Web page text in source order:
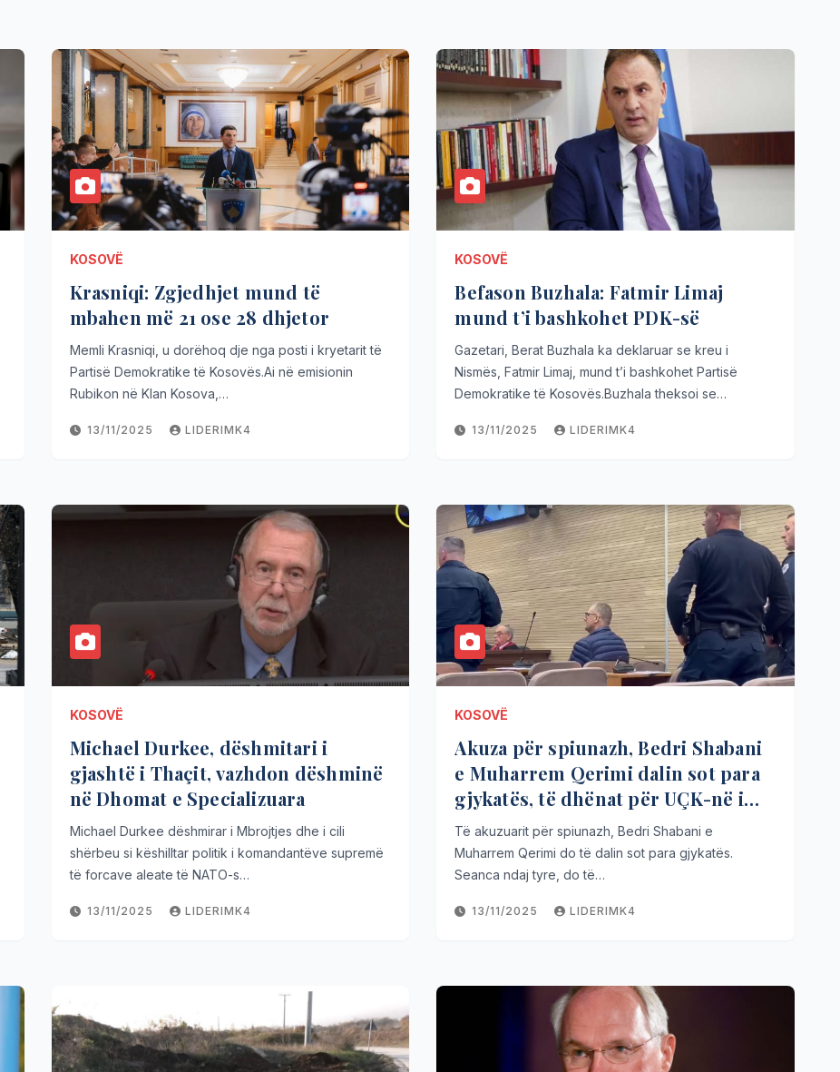
KOSOVË
Krasniqi: Zgjedhjet mund të
mbahen më 21 ose 28 dhjetor
Memli Krasniqi, u dorëhoq dje nga posti i kryetarit të
Partisë Demokratike të Kosovës.Ai në emisionin
Rubikon në Klan Kosova,…
13/11/2025 LIDERIMK4
KOSOVË
Befason Buzhala: Fatmir Limaj
mund t’i bashkohet PDK-së
Gazetari, Berat Buzhala ka deklaruar se kreu i
Nismës, Fatmir Limaj, mund t’i bashkohet Partisë
Demokratike të Kosovës.Buzhala theksoi se…
13/11/2025 LIDERIMK4
KOSOVË
Michael Durkee, dëshmitari i
gjashtë i Thaçit, vazhdon dëshminë
në Dhomat e Specializuara
Michael Durkee dëshmirar i Mbrojtjes dhe i cili
shërbeu si këshilltar politik i komandantëve supremë
të forcave aleate të NATO-s…
13/11/2025 LIDERIMK4
KOSOVË
Akuza për spiunazh, Bedri Shabani
e Muharrem Qerimi dalin sot para
gjykatës, të dhënat për UÇK-në i
dërgonin BIA-s serbe
Të akuzuarit për spiunazh, Bedri Shabani e
Muharrem Qerimi do të dalin sot para gjykatës.
Seanca ndaj tyre, do të…
13/11/2025 LIDERIMK4